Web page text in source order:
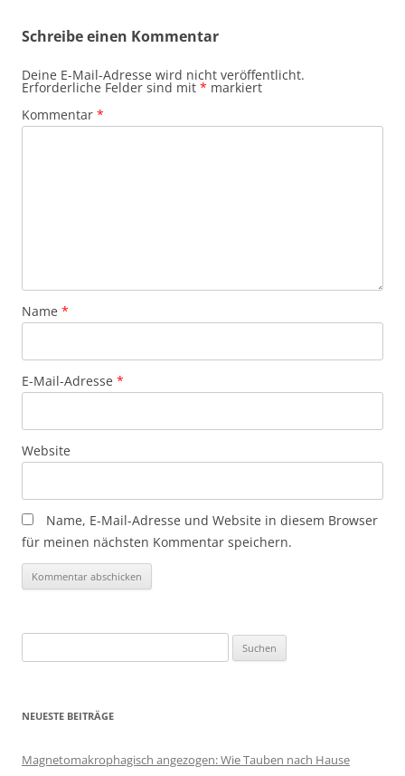
Schreibe einen Kommentar
Deine E-Mail-Adresse wird nicht veröffentlicht.
Erforderliche Felder sind mit * markiert
Kommentar *
Name *
E-Mail-Adresse *
Website
Name, E-Mail-Adresse und Website in diesem Browser
für meinen nächsten Kommentar speichern.
nach:
NEUESTE BEITRÄGE
Magnetomakrophagisch angezogen: Wie Tauben nach Hause